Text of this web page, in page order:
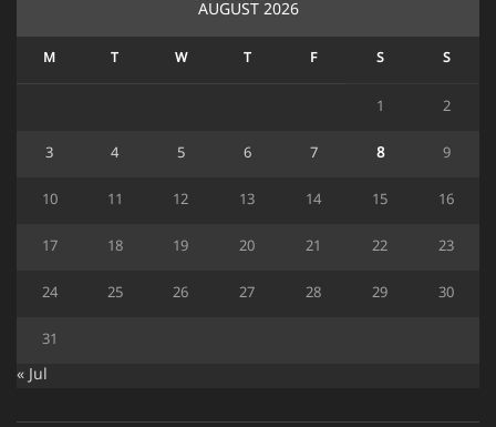
AUGUST 2026
M T W T F S S
1 2
3 4 5 6 7 8 9
10 11 12 13 14 15 16
17 18 19 20 21 22 23
24 25 26 27 28 29 30
31
« Jul